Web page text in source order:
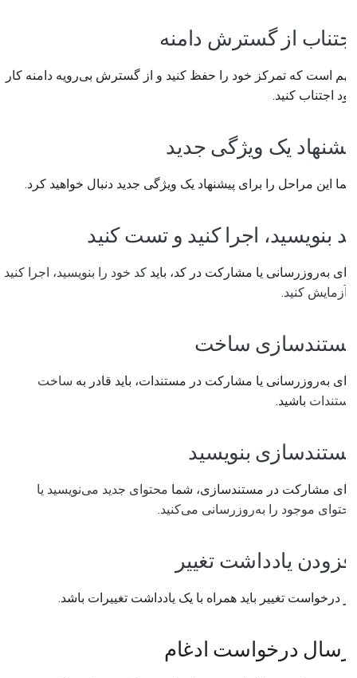
اجتناب از گسترش دامنه
مهم است که تمرکز خود را حفظ کنید و از گسترش بی‌رویه دامنه کار
خود اجتناب کنید.
پیشنهاد یک ویژگی جدید
شما این مراحل را برای پیشنهاد یک ویژگی جدید دنبال خواهید کرد.
کد بنویسید، اجرا کنید و تست کنید
برای به‌روزرسانی یا مشارکت در کد، باید کد خود را بنویسید، اجرا کنید
و آزمایش کنید.
مستندسازی ساخت
برای به‌روزرسانی یا مشارکت در مستندات، باید قادر به ساخت
مستندات باشید.
مستندسازی بنویسید
برای مشارکت در مستندسازی، شما محتوای جدید می‌نویسید یا
محتوای موجود را به‌روزرسانی می‌کنید.
افزودن یادداشت تغییر
هر درخواست تغییر باید همراه با یک یادداشت تغییرات باشد.
ارسال درخواست ادغام